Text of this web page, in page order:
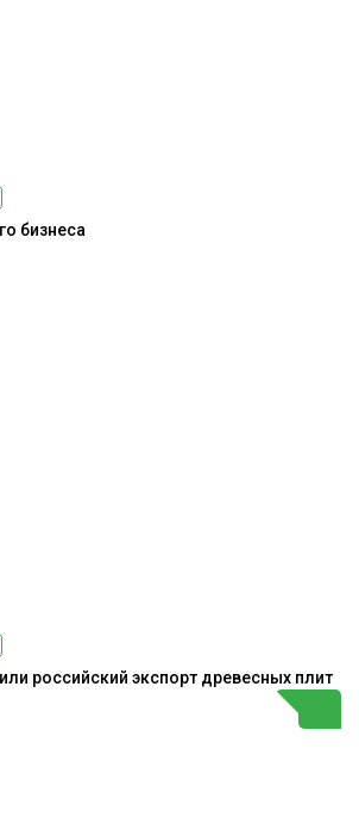
бизнеса
российский экспорт древесных плит